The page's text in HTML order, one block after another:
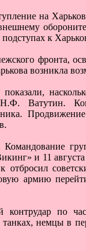
на
к
фронта,
возникла
Ватутин.
Командование
и 11
армию
контрудар по
танках, немцы в